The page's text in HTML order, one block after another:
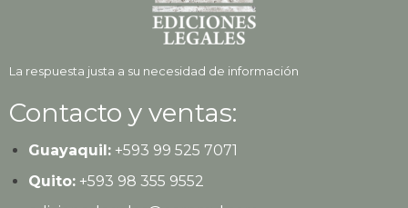
La respuesta justa a su necesidad de información
Contacto y ventas:
Guayaquil:+593 99 525 7071
Quito:+593 98 355 9552